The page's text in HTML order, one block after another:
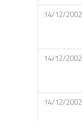
14/12/2002
14/12/2002
14/12/2002